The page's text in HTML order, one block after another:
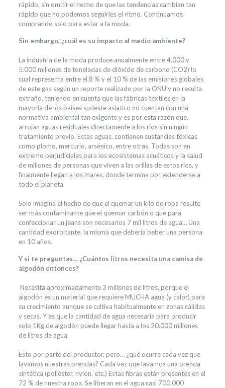
rápido, sin omitir el hecho de que las tendencias cambian tan
rápido que no podemos seguirles el ritmo. Continuamos
comprando solo para estar a la moda.
Sin embargo, ¿cuál es su impacto al medio ambiente?
La industria de la moda produce anualmente entre 4.000 y
5.000 millones de toneladas de dióxido de carbono (CO2) lo
cual representa entre el 8 % y el 10 % de las emisiones globales
de este gas según un reporte realizado por la ONU y no resulta
extraño, teniendo en cuenta que las fábricas textiles en la
mayoría de los países sudeste asiatico no cuentan con una
normativa ambiental tan exigente y es por esta razón que,
arrojan aguas residuales directamente a los ríos sin ningún
tratamiento previo. Estas aguas, contienen sustancias tóxicas
como plomo, mercurio, arsénico, entre otras. Todas son en
extremo perjudiciales para los ecosistemas acuáticos y la salud
de millones de personas que viven a las orillas de estos ríos, y
finalmente llegan a los mares, donde termina por extenderse a
todo el planeta.
Solo imagina el hecho de que el quemar un kilo de ropa resulte
ser más contaminante que el quemar carbón o que para
confeccionar un jeans son necesarios 7 mil litros de agua… Una
cantidad exorbitante, la misma que debería beber una persona
en 10 años.
Y si te preguntas… ¿Cuántos litros necesita una camisa de
algodón entonces?
Necesita aproximadamente 3 millones de litros, porque el
algodón es un material que requiere MUCHA agua (y calor) para
su crecimiento aunque se cultiva habitualmente en zonas cálidas
y secas. Y es que la cantidad de agua necesaria para producir
solo 1Kg de algodón puede llegar hasta a los 20.000 millones
de litros de agua.
Esto por parte del productor, pero… ¿qué ocurre cada vez que
lavamos nuestras prendas? Cada vez que lavamos una prenda
sintética (poliéster, nylon, etc.) Estas fibras están presentes en el
72 % de nuestra ropa. Se liberan en el agua casi 700.000